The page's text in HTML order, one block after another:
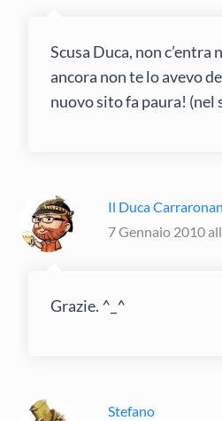
Scusa Duca, non c’entra
ancora non te lo avevo
nuovo sito fa paura! (nel
Il Duca Carraronan
7 Gennaio 2010
Grazie. ^_^
Stefano